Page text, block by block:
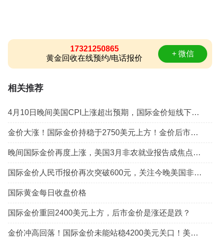
17321250865
黄金回收在线预约/电话报价
+ 微信
相关推荐
4月10日晚间美国CPI上涨超出预期，国际金价短线下跌10多美元
金价大涨！国际金价持稳于2750美元上方！金价后市有望继续反弹上行
晚间国际金价再度上涨，美国3月非农就业报告成焦点（2024年4月5日）
国际金价人民币报价再次突破600元，关注今晚美国非农就业报告（10月4日）
国际黄金每日收盘价格
国际金价重回2400美元上方，后市金价是涨还是跌？
金价冲高回落！国际金价未能站稳4200美元关口！美联储降息预期降温引发获利了结